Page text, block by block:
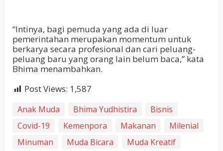
“Intinya, bagi pemuda yang ada di luar
pemerintahan merupakan momentum untuk
berkarya secara profesional dan cari peluang-
peluang baru yang orang lain belum baca,” kata
Bhima menambahkan.
Post Views: 1,587
Anak Muda Bhima Yudhistira
Bisnis
Covid-19
Kemenpora Makanan
Milenial
Minuman
Muda Bicara
Muda Kreatif